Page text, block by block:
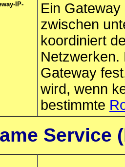
IP-
Ein
zwischen
koordiniert
Netzwerken.
Gateway
wird, wenn
bestimmte
Service